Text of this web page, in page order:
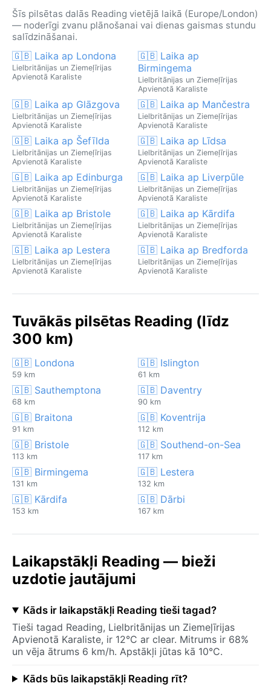
Šīs pilsētas dalās Reading vietējā laikā (Europe/London)
— noderīgi zvanu plānošanai vai dienas gaismas stundu
salīdzināšanai.
🇬🇧 Laika ap Londona
Lielbritānijas un Ziemeļīrijas
Apvienotā Karaliste
🇬🇧 Laika ap
Birmingema
Lielbritānijas un Ziemeļīrijas
Apvienotā Karaliste
🇬🇧 Laika ap Glāzgova
Lielbritānijas un Ziemeļīrijas
Apvienotā Karaliste
🇬🇧 Laika ap Mančestra
Lielbritānijas un Ziemeļīrijas
Apvienotā Karaliste
🇬🇧 Laika ap Šefīlda
Lielbritānijas un Ziemeļīrijas
Apvienotā Karaliste
🇬🇧 Laika ap Līdsa
Lielbritānijas un Ziemeļīrijas
Apvienotā Karaliste
🇬🇧 Laika ap Edinburga
Lielbritānijas un Ziemeļīrijas
Apvienotā Karaliste
🇬🇧 Laika ap Liverpūle
Lielbritānijas un Ziemeļīrijas
Apvienotā Karaliste
🇬🇧 Laika ap Bristole
Lielbritānijas un Ziemeļīrijas
Apvienotā Karaliste
🇬🇧 Laika ap Kārdifa
Lielbritānijas un Ziemeļīrijas
Apvienotā Karaliste
🇬🇧 Laika ap Lestera
Lielbritānijas un Ziemeļīrijas
Apvienotā Karaliste
🇬🇧 Laika ap Bredforda
Lielbritānijas un Ziemeļīrijas
Apvienotā Karaliste
Tuvākās pilsētas Reading (līdz
300 km)
🇬🇧 Londona
59 km
🇬🇧 Islington
61 km
🇬🇧 Sauthemptona
68 km
🇬🇧 Daventry
90 km
🇬🇧 Braitona
91 km
🇬🇧 Koventrija
112 km
🇬🇧 Bristole
113 km
🇬🇧 Southend-on-Sea
117 km
🇬🇧 Birmingema
131 km
🇬🇧 Lestera
132 km
🇬🇧 Kārdifa
153 km
🇬🇧 Dārbi
167 km
Laikapstākļi Reading — bieži
uzdotie jautājumi
Kāds ir laikapstākļi Reading tieši tagad?
Tieši tagad Reading, Lielbritānijas un Ziemeļīrijas
Apvienotā Karaliste, ir 12°C ar clear. Mitrums ir 68%
un vēja ātrums 6 km/h. Apstākļi jūtas kā 10°C.
Kāds būs laikapstākļi Reading rīt?